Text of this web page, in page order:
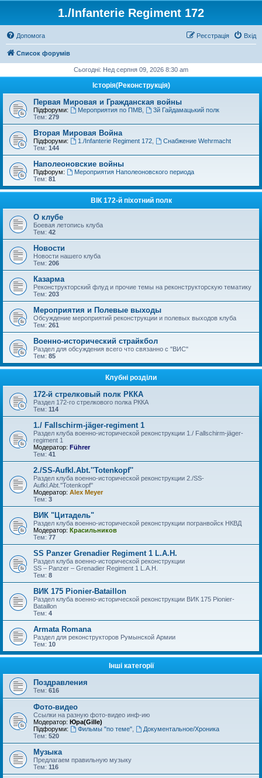
1./Infanterie Regiment 172
Допомога Вхід
Реєстрація
Список форумів
Сьогодні: Нед серпня 09, 2026 8:30 am
Історiя(Реконструкція)
Первая Мировая и Гражданская войны
Підфоруми: Мероприятия по ПМВ,
3й Гайдамацький полк
Тем: 279
Вторая Мировая Война
Підфоруми: 1./Infanterie Regiment 172,
Снабжение Wehrmacht
Тем: 144
Наполеоновские войны
Підфорум:
Мероприятия Наполеоновского периода
Тем: 81
ВІК 172-й піхотний полк
О клубе
Боевая летопись клуба
Тем: 42
Новости
Новости нашего клуба
Тем: 206
Казарма
Реконструкторский флуд и прочие темы на реконструкторскую тематику
Тем: 203
Мероприятия и Полевые выходы
Обсуждение мероприятий реконструкции и полевых выходов клуба
Тем: 261
Военно-исторический страйкбол
Раздел для обсуждения всего что связанно с "ВИС"
Тем: 85
Клубні розділи
172-й стрелковый полк РККА
Раздел 172-го стрелкового полка РККА
Тем: 114
1./ Fallschirm-jäger-regiment 1
Раздел клуба военно-исторической реконструкции 1./ Fallschirm-jäger-
regiment 1
Модератор: Führer
Тем: 41
2./SS-Aufkl.Abt.''Totenkopf''
Раздел клуба военно-исторической реконструкции 2./SS-
Aufkl.Abt.''Totenkopf''
Модератор: Alex Meyer
Тем: 3
ВИК "Цитадель"
Раздел клуба военно-исторической реконструкции погранвойск НКВД
Модератор: Красильников
Тем: 77
SS Panzer Grenadier Regiment 1 L.A.H.
Раздел клуба военно-исторической реконструкции
SS – Panzer – Grenadier Regiment 1 L.A.H.
Тем: 8
ВИК 175 Pionier-Bataillon
Раздел клуба военно-исторической реконструкции ВИК 175 Pionier-
Bataillon
Тем: 4
Armata Romana
Раздел для реконструкторов Румынской Армии
Тем: 10
Інші категорії
Поздравления
Тем: 616
Фото-видео
Ссылки на разную фото-видео инф-ию
Модератор: Юра(Gille)
Підфоруми:
Фильмы "по теме",
Документальное/Хроника
Тем: 520
Музыка
Предлагаем правильную музыку
Тем: 116